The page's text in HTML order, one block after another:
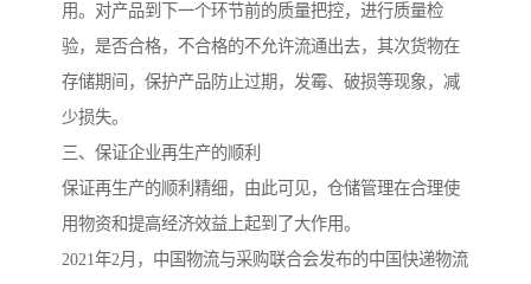
用。对产品到下一个环节前的质量把控，进行质量检
验，是否合格，不合格的不允许流通出去，其次货物在
存储期间，保护产品防止过期，发霉、破损等现象，减
少损失。
三、保证企业再生产的顺利
保证再生产的顺利精细，由此可见，仓储管理在合理使
用物资和提高经济效益上起到了大作用。
2021年2月，中国物流与采购联合会发布的中国快递物流